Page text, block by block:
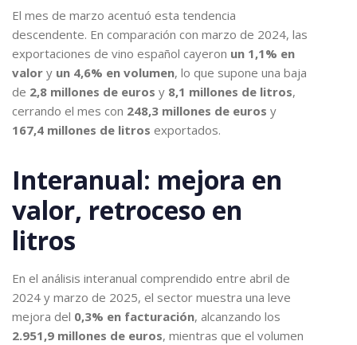
El mes de marzo acentuó esta tendencia
descendente. En comparación con marzo de 2024, las
exportaciones de vino español cayeron un 1,1% en
valor y un 4,6% en volumen, lo que supone una baja
de 2,8 millones de euros y 8,1 millones de litros,
cerrando el mes con 248,3 millones de euros y
167,4 millones de litros exportados.
Interanual: mejora en
valor, retroceso en
litros
En el análisis interanual comprendido entre abril de
2024 y marzo de 2025, el sector muestra una leve
mejora del 0,3% en facturación, alcanzando los
2.951,9 millones de euros, mientras que el volumen